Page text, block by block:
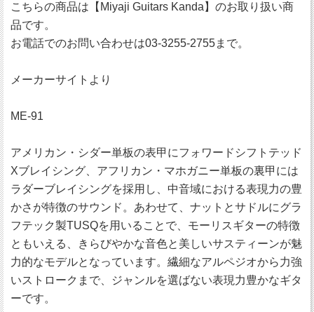
こちらの商品は【Miyaji Guitars Kanda】のお取り扱い商
品です。
お電話でのお問い合わせは03-3255-2755まで。
メーカーサイトより
ME-91
アメリカン・シダー単板の表甲にフォワードシフトテッド
Xブレイシング、アフリカン・マホガニー単板の裏甲には
ラダーブレイシングを採用し、中音域における表現力の豊
かさが特徴のサウンド。あわせて、ナットとサドルにグラ
フテック製TUSQを用いることで、モーリスギターの特徴
ともいえる、きらびやかな音色と美しいサスティーンが魅
力的なモデルとなっています。繊細なアルペジオから力強
いストロークまで、ジャンルを選ばない表現力豊かなギタ
ーです。